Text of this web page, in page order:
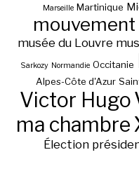
Marseille Martinique
mouvement
musée du Louvre
Sarkozy Normandie Occitanie
Alpes-Côte d'Azur
Victor Hugo
ma chambre
Élection